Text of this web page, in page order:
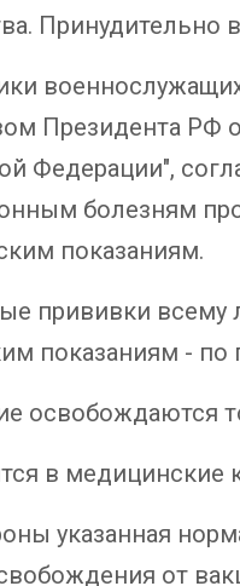
Принудительно
Президента РФ
Федерации",
болезням
показаниям.
прививки всему
показаниям - по
освобождаются
в
указанная
от